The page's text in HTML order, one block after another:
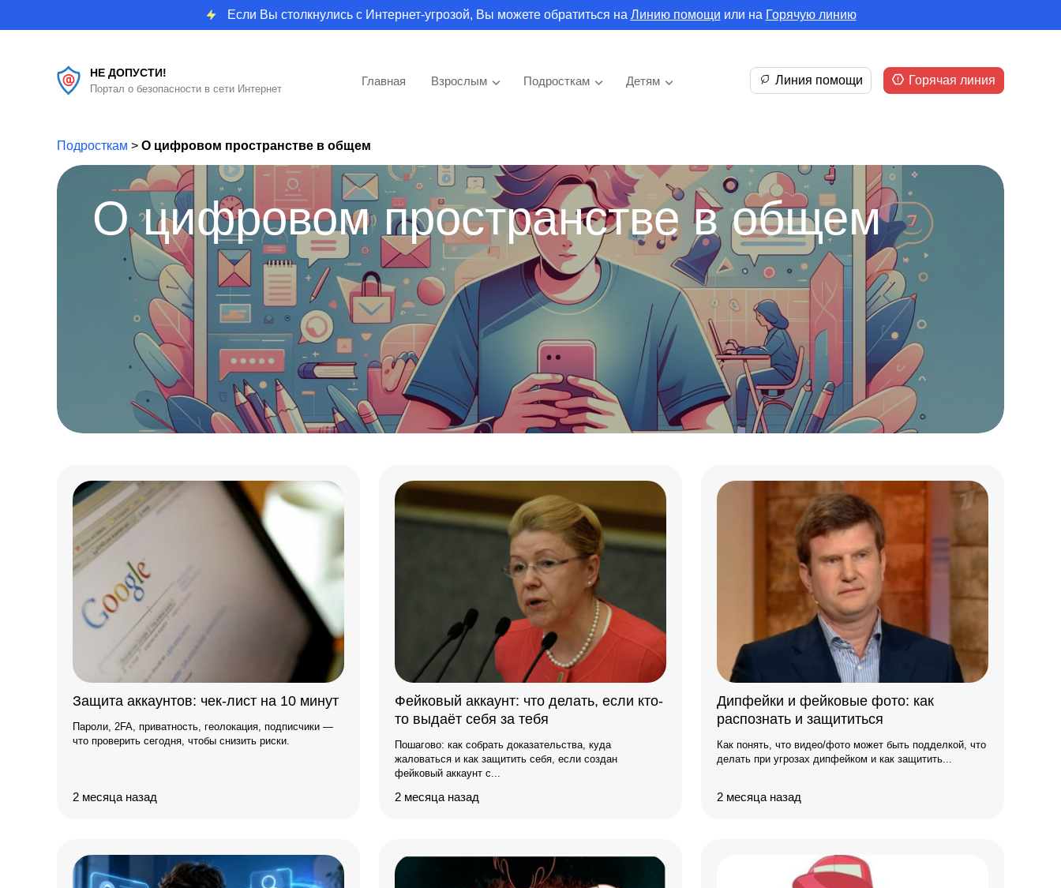
Если Вы столкнулись с Интернет-угрозой, Вы можете обратиться на Линию помощи или на Горячую линию
НЕ ДОПУСТИ!
Портал о безопасности в сети Интернет
Главная Взрослым Подросткам Детям Линия помощи Горячая линия
Подросткам > О цифровом пространстве в общем
О цифровом пространстве в общем
Защита аккаунтов: чек-лист на 10 минут
Пароли, 2FA, приватность, геолокация, подписчики —
что проверить сегодня, чтобы снизить риски.
2 месяца назад
Фейковый аккаунт: что делать, если кто-
то выдаёт себя за тебя
Пошагово: как собрать доказательства, куда
жаловаться и как защитить себя, если создан
фейковый аккаунт с...
2 месяца назад
Дипфейки и фейковые фото: как
распознать и защититься
Как понять, что видео/фото может быть подделкой, что
делать при угрозах дипфейком и как защитить...
2 месяца назад